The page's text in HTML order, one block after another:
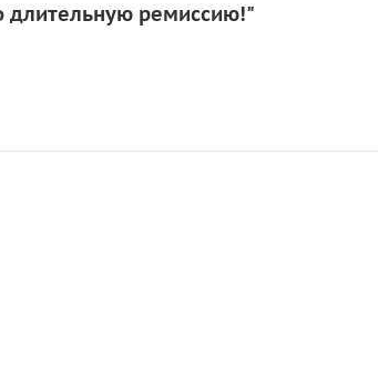
длительную ремиссию!"